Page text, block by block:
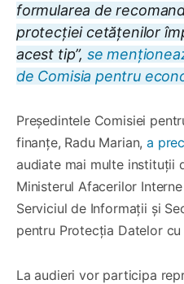
formularea de
protecției cetățenilor
acest tip”, se
de Comisia pentru
Președintele Comisiei
finanțe, Radu Marian,a
audiate mai multe instituții
Ministerul Afacerilor
Serviciul de Informații și
pentru Protecția Datelor cu
La audieri vor participa